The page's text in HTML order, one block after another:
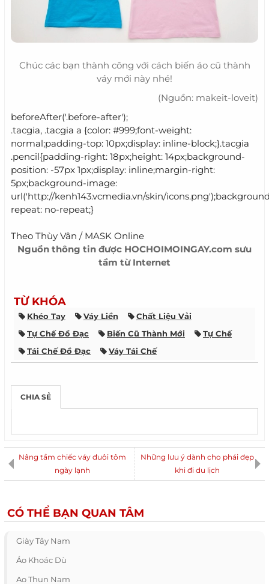
Chúc các bạn thành công với cách biến áo cũ thành
váy mới này nhé!
(Nguồn: makeit-loveit)
beforeAfter('.before-after');
.tacgia, .tacgia a {color: #999;font-weight:
normal;padding-top: 10px;display: inline-block;}.tacgia
.pencil{padding-right: 18px;height: 14px;background-
position: -57px 1px;display: inline;margin-right:
5px;background-image:
url('http://kenh143.vcmedia.vn/skin/
repeat: no-repeat;}
Theo Thùy Vân / MASK Online
Nguồn thông tin được HOCHOIMOINGAY.com sưu
tầm từ Internet
TỪ KHÓA
Khéo Tay Váy Liền
Chất Liệu Vải
Tự Chế Đồ Đạc
Biến Cũ Thành Mới
Tự Chế
Tái Chế Đồ Đạc
Váy Tái Chế
CHIA SẺ
Nâng tầm chiếc váy đuôi tôm
ngày lạnh
Những lưu ý dành cho phái đẹp
khi đi du lịch
CÓ THỂ BẠN QUAN TÂM
Giày Tây Nam
Áo Khoác Dù
Ao Thun Nam